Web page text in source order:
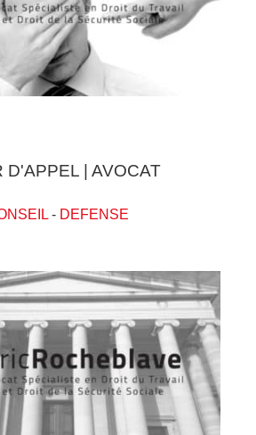
D'APPEL | AVOCAT
- DEFENSE